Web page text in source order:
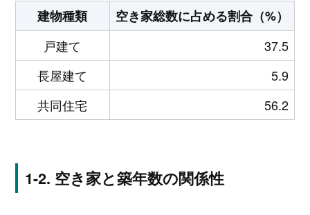
建物種類
空き家総数に占める割合（%）
戸建て
37.5
長屋建て
5.9
共同住宅
56.2
空き家と築年数の関係性